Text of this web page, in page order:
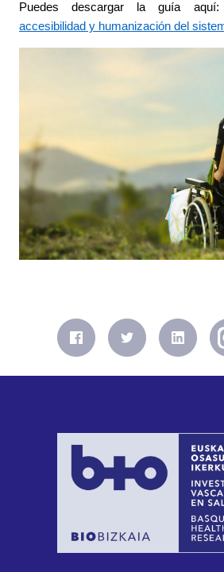
Puedes descargar la guía
accesibilidad y humanización del